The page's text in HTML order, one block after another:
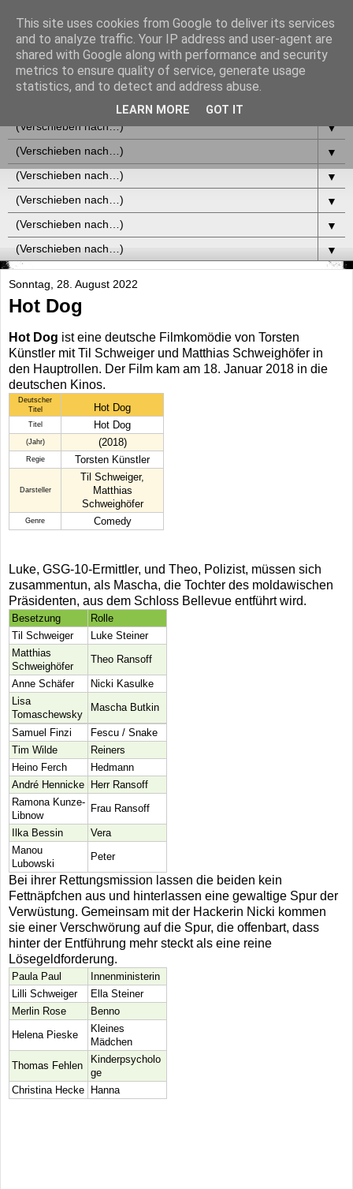
▼
▼
▼
▼
▼
▼
Sonntag, 28. August 2022
Hot Dog
Hot Dog ist eine deutsche Filmkomödie von Torsten
Künstler mit Til Schweiger und Matthias Schweighöfer in
den Hauptrollen. Der Film kam am 18. Januar 2018 in die
deutschen Kinos.
Deutscher
Titel
Hot Dog
Titel Hot Dog
(Jahr) (2018)
Regie Torsten Künstler
Darsteller
Til Schweiger,
Matthias
Schweighöfer
Genre Comedy
Luke, GSG-10-Ermittler, und Theo, Polizist, müssen sich
zusammentun, als Mascha, die Tochter des moldawischen
Präsidenten, aus dem Schloss Bellevue entführt wird.
Besetzung
Rolle
Til Schweiger
Luke Steiner
Matthias
Schweighöfer
Theo Ransoff
Anne Schäfer
Nicki Kasulke
Lisa
Tomaschewsky
Mascha Butkin
Samuel Finzi
Fescu / Snake
Tim Wilde
Reiners
Heino Ferch
Hedmann
André Hennicke
Herr Ransoff
Ramona Kunze-
Libnow
Frau Ransoff
Ilka Bessin
Vera
Manou
Lubowski
Peter
Bei ihrer Rettungsmission lassen die beiden kein
Fettnäpfchen aus und hinterlassen eine gewaltige Spur der
Verwüstung. Gemeinsam mit der Hackerin Nicki kommen
sie einer Verschwörung auf die Spur, die offenbart, dass
hinter der Entführung mehr steckt als eine reine
Lösegeldforderung.
Paula Paul
Innenministerin
Lilli Schweiger
Ella Steiner
Merlin Rose
Benno
Helena Pieske
Kleines
Mädchen
Thomas Fehlen
Kinderpsycholo
ge
Christina Hecke
Hanna
This site uses cookies from Google to deliver its services
and to analyze traffic. Your IP address and user-agent are
shared with Google along with performance and security
metrics to ensure quality of service, generate usage
statistics, and to detect and address abuse.
LEARN MORE GOT IT